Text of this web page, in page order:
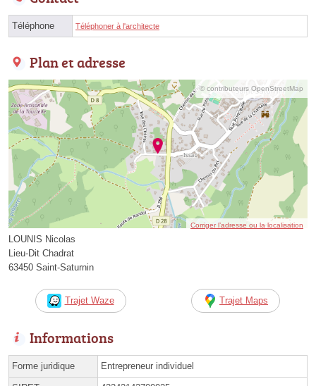
Téléphone Téléphoner à l'architecte
Plan et adresse
© contributeurs OpenStreetMap
Corriger l’adresse ou la localisation
LOUNIS Nicolas
Lieu-Dit Chadrat
63450 Saint-Saturnin
Trajet Waze Trajet Maps
Informations
Forme juridique Entrepreneur individuel